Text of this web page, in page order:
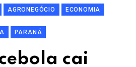
AGRONEGÓCIO ECONOMIA
PARANÁ
cai